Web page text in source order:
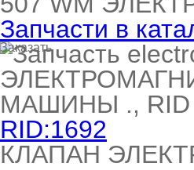
Запчасти в
Заказать
RID:1692
КЛАПАН